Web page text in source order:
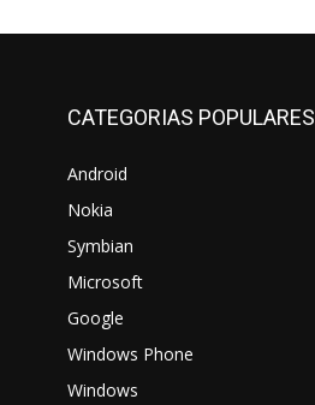
CATEGORIAS POPULARES
Android
Nokia
Symbian
Microsoft
Google
Windows Phone
Windows